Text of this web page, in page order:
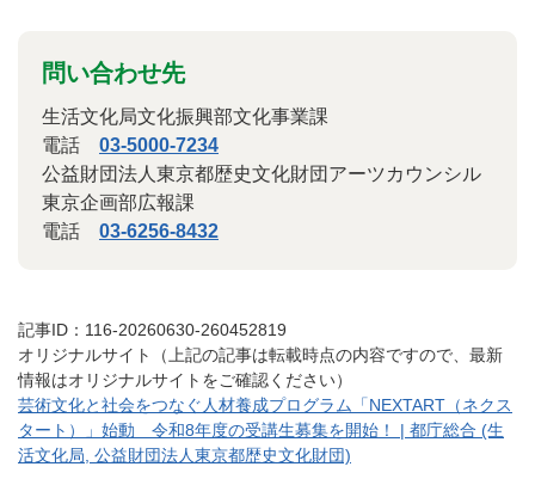
問い合わせ先
生活文化局文化振興部文化事業課
電話 03-5000-7234
公益財団法人東京都歴史文化財団アーツカウンシル
東京企画部広報課
電話 03-6256-8432
記事ID：116-20260630-260452819
オリジナルサイト（上記の記事は転載時点の内容ですので、最新
情報はオリジナルサイトをご確認ください）
芸術文化と社会をつなぐ人材養成プログラム「NEXTART（ネクス
タート）」始動 令和8年度の受講生募集を開始！ | 都庁総合 (生
活文化局, 公益財団法人東京都歴史文化財団)